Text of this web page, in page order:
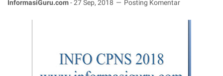
InformasiGuru.com-27 Sep, 2018 Posting Komentar